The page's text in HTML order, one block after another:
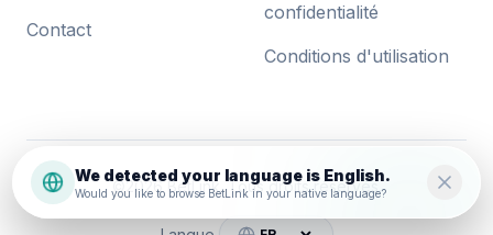
Contact
confidentialité
Conditions d'utilisation
©2026 BetLink. Tous droits réservés.
We detected your language is English.
Would you like to browse BetLink in your native language?